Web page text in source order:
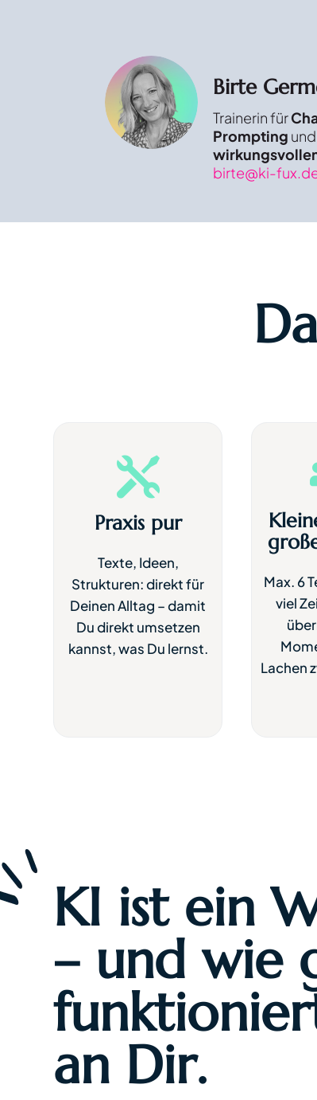
Birte
Trainerin für
Prompting
birte@ki-

Praxis pur
Texte, Ideen,
Strukturen: direkt für
Deinen Alltag – damit
Du direkt umsetzen
kannst, was Du lernst.
Max. 6
viel
Lachen
KI ist ein
– und wie
an Dir.